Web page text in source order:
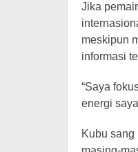
Jika
meskipun
informasi
“Saya
energi
Kubu